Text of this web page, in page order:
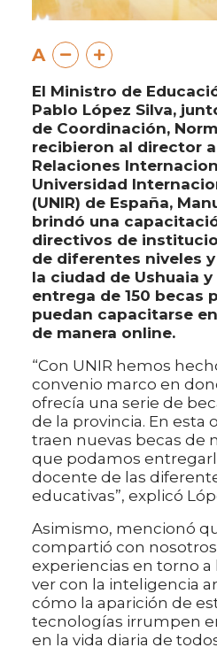
A
El Ministro de
Pablo López Silva,
de Coordinación,
recibieron al director
Relaciones
Universidad
(UNIR) de España,
brindó una
directivos de
de diferentes niveles
la ciudad de Ushuaia
entrega de 150 becas
puedan capacitarse
de manera online.
“Con UNIR hemos
convenio marco en
ofrecía una serie de
de la provincia. En esta
traen nuevas becas de
que podamos
docente de las
educativas”, explicó
Asimismo, mencionó
compartió con
experiencias en torno
ver con la inteligencia
cómo la aparición de
tecnologías irrumpen
en la vida diaria de